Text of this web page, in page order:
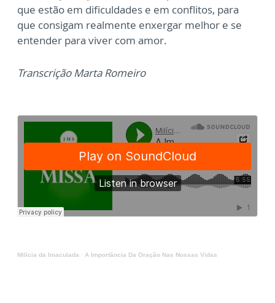
que estão em dificuldades e em conflitos, para
que consigam realmente enxergar melhor e se
entender para viver com amor.
Transcrição Marta Romeiro
Milícia da Imaculada · A Importância Da Oração Nas Nossas Vidas